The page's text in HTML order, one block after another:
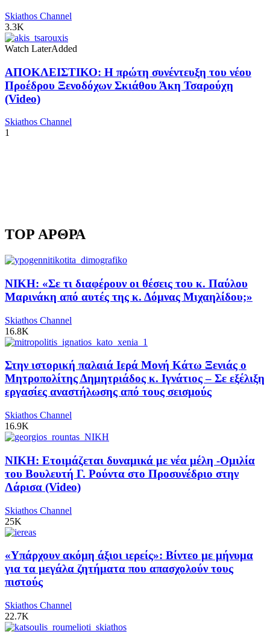
Skiathos Channel
3.3K
Watch LaterAdded
ΑΠΟΚΛΕΙΣΤΙΚΟ: Η πρώτη συνέντευξη του νέου
Προέδρου Ξενοδόχων Σκιάθου Άκη Τσαρούχη
(Video)
Skiathos Channel
1
TOP ΑΡΘΡΑ
ΝΙΚΗ: «Σε τι διαφέρουν οι θέσεις του κ. Παύλου
Μαρινάκη από αυτές της κ. Δόμνας Μιχαηλίδου;»
Skiathos Channel
16.8K
Στην ιστορική παλαιά Ιερά Μονή Κάτω Ξενιάς ο
Μητροπολίτης Δημητριάδος κ. Ιγνάτιος – Σε εξέλιξη
εργασίες αναστήλωσης από τους σεισμούς
Skiathos Channel
16.9K
ΝΙΚΗ: Ετοιμάζεται δυναμικά με νέα μέλη -Ομιλία
του Βουλευτή Γ. Ρούντα στο Προσυνέδριο στην
Λάρισα (Video)
Skiathos Channel
25K
«Υπάρχουν ακόμη άξιοι ιερείς»: Βίντεο με μήνυμα
για τα μεγάλα ζητήματα που απασχολούν τους
πιστούς
Skiathos Channel
22.7K